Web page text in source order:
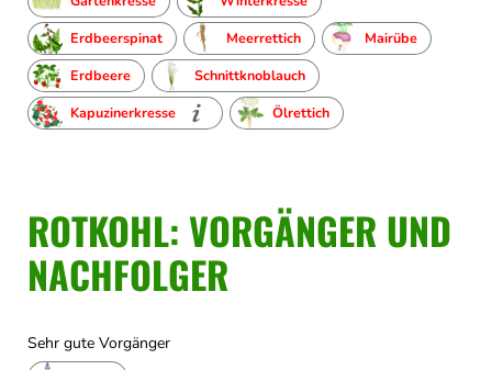
Erdbeerspinat
Meerrettich
Mairübe
Erdbeere
Schnittknoblauch
Kapuzinerkresse
Ölrettich
ROTKOHL: VORGÄNGER UND
NACHFOLGER
Sehr gute Vorgänger